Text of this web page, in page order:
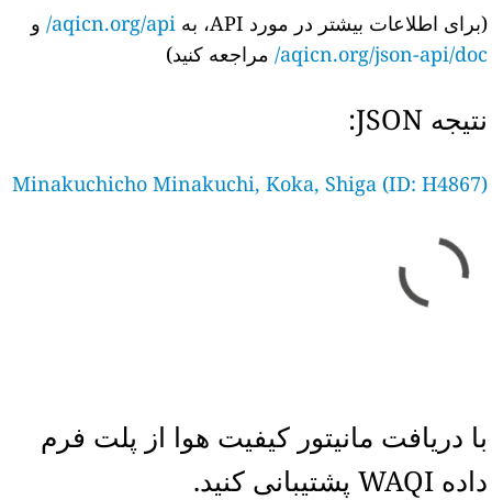
(برای اطلاعات بیشتر در مورد API، به
aqicn.org/api/ و
aqicn.org/json-api/doc/ مراجعه کنید)
نتیجه JSON:
Minakuchicho Minakuchi, Koka, Shiga (ID: H4867)
با دریافت مانیتور کیفیت هوا از پلت فرم
داده WAQI پشتیبانی کنید.